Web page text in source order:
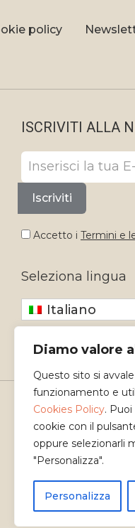
Diamo valore
Questo sito si
funzionamento e
Cookies Policy.
cookie con il
oppure selezionarli
"Personalizza".
Personalizza
policy
ISCRIVITI ALLA
Iscriviti
Accetto i Termini e
Seleziona lingua
Italiano